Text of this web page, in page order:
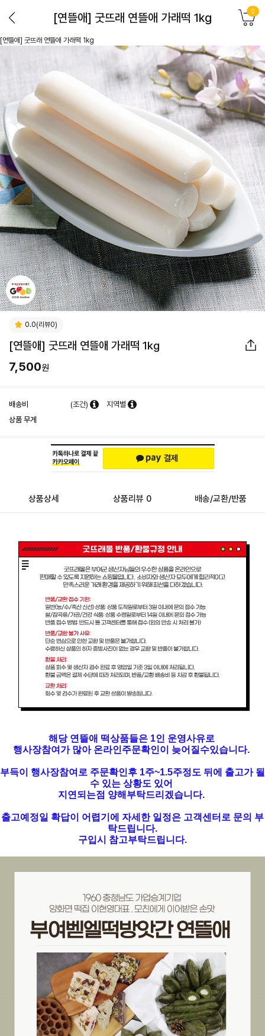
[연뜰애] 굿뜨래 연뜰애 가래떡 1kg 0
[연뜰애] 굿뜨래 연뜰애 가래떡 1kg
0.0(리뷰0)
[연뜰애] 굿뜨래 연뜰애 가래떡 1kg
7,500원
배송비 (조건)
지역별
상품 무게
상품상세 상품리뷰 0 배송/교환/반품
해당 연뜰애 떡상품들은 1인 운영사유로
행사장참여가 많아 온라인주문확인이 늦어질수있습니다.
부득이 행사장참여로 주문확인후 1주~1.5주정도 뒤에 출고가 될
수 있는 상황도 있어
지연되는점 양해부탁드리겠습니다.
출고예정일 확답이 어렵기에 자세한 일정은 고객센터로 문의 부
탁드립니다.
구입시 참고부탁드립니다.